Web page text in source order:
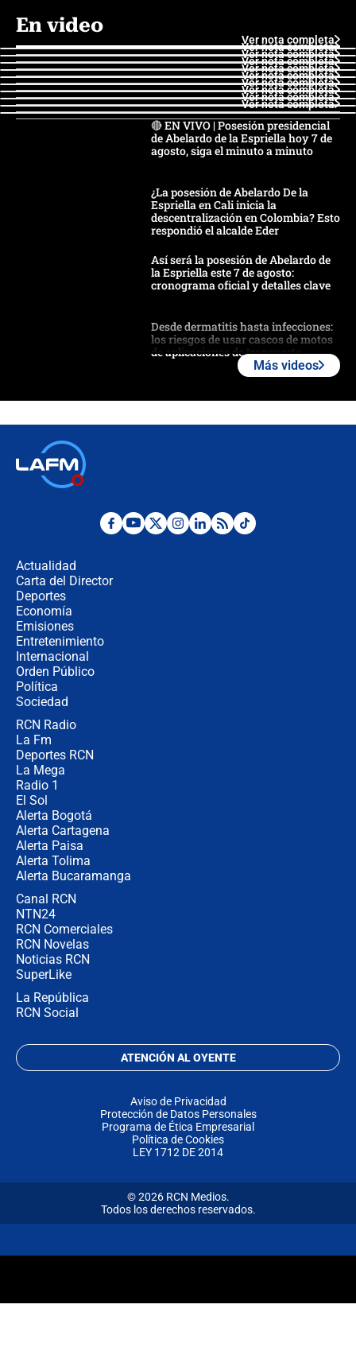
En video
Ver nota completa
Ver nota completa
Ver nota completa
Ver nota completa
Ver nota completa
Ver nota completa
Ver nota completa
Ver nota completa
Ver nota completa
Ver nota completa
🔴 EN VIVO | Posesión presidencial
de Abelardo de la Espriella hoy 7 de
agosto, siga el minuto a minuto
¿La posesión de Abelardo De la
Espriella en Cali inicia la
descentralización en Colombia? Esto
respondió el alcalde Eder
Así será la posesión de Abelardo de
la Espriella este 7 de agosto:
cronograma oficial y detalles clave
Desde dermatitis hasta infecciones:
los riesgos de usar cascos de motos
de aplicaciones de transporte
Posesión de Abelardo De La Espriella
Más videos
Actualidad
Carta del Director
Deportes
Economía
Emisiones
Entretenimiento
Internacional
Orden Público
Política
Sociedad
RCN Radio
La Fm
Deportes RCN
La Mega
Radio 1
El Sol
Alerta Bogotá
Alerta Cartagena
Alerta Paisa
Alerta Tolima
Alerta Bucaramanga
Canal RCN
NTN24
RCN Comerciales
RCN Novelas
Noticias RCN
SuperLike
La República
RCN Social
ATENCIÓN AL OYENTE
Aviso de Privacidad
Protección de Datos Personales
Programa de Ética Empresarial
Política de Cookies
LEY 1712 DE 2014
© 2026 RCN Medios.
Todos los derechos reservados.